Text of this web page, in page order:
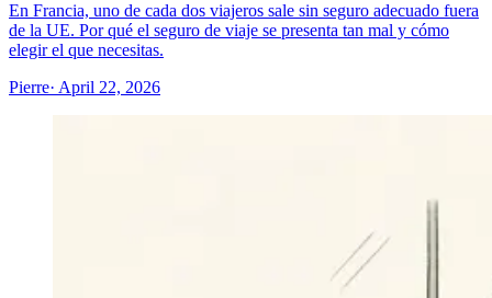
En Francia, uno de cada dos viajeros sale sin seguro adecuado fuera
de la UE. Por qué el seguro de viaje se presenta tan mal y cómo
elegir el que necesitas.
Pierre· April 22, 2026